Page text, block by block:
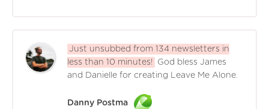
Just unsubbed from 134 newsletters in
less than 10 minutes!
God bless James
and Danielle for creating Leave Me Alone.
Danny Postma